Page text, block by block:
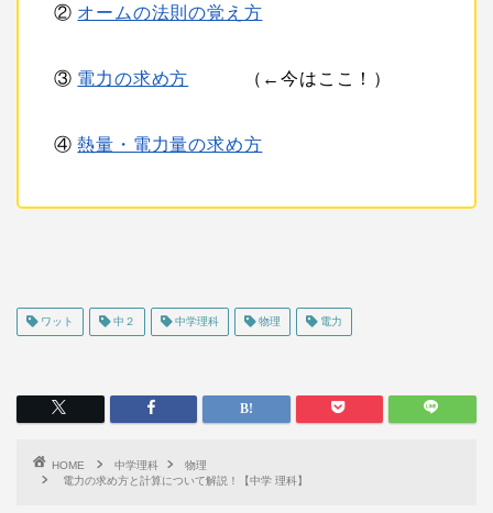
② オームの法則の覚え方
③ 電力の求め方 （←今はここ！）
④熱量・電力量の求め方
ワット 中２ 中学理科 物理 電力
HOME 中学理科
物理
電力の求め方と計算について解説！【中学 理科】